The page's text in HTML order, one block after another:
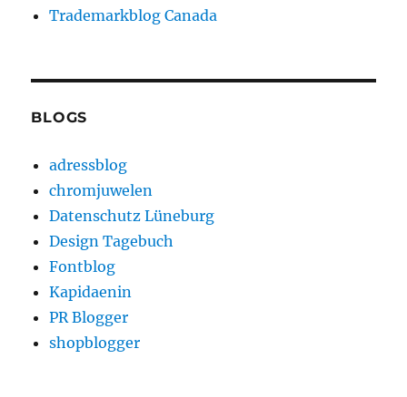
Trademarkblog Canada
BLOGS
adressblog
chromjuwelen
Datenschutz Lüneburg
Design Tagebuch
Fontblog
Kapidaenin
PR Blogger
shopblogger